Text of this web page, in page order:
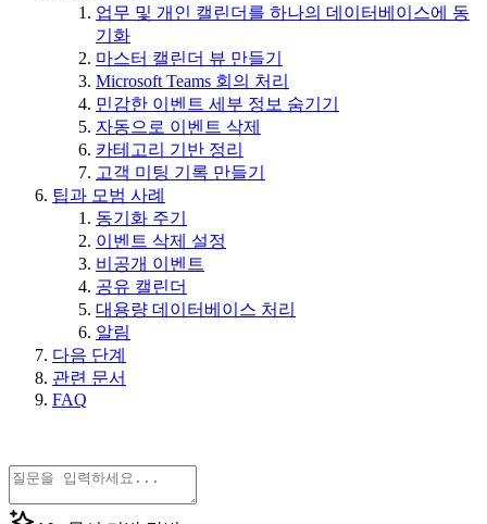
업무 및 개인 캘린더를 하나의 데이터베이스에 동
기화
마스터 캘린더 뷰 만들기
Microsoft Teams 회의 처리
민감한 이벤트 세부 정보 숨기기
자동으로 이벤트 삭제
카테고리 기반 정리
고객 미팅 기록 만들기
팁과 모범 사례
동기화 주기
이벤트 삭제 설정
비공개 이벤트
공유 캘린더
대용량 데이터베이스 처리
알림
다음 단계
관련 문서
FAQ